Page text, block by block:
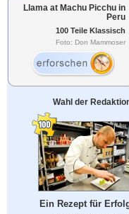
Llama at Machu Picchu in
Peru
100 Teile Klassisch
Foto: Don Mammoser
Wahl der
Ein Rezept für